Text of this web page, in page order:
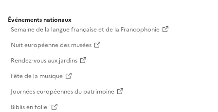
Événements nationaux
Semaine de la langue française et de la Francophonie
Nuit européenne des musées
Rendez-vous aux jardins
Fête de la musique
Journées européennes du patrimoine
Biblis en folie